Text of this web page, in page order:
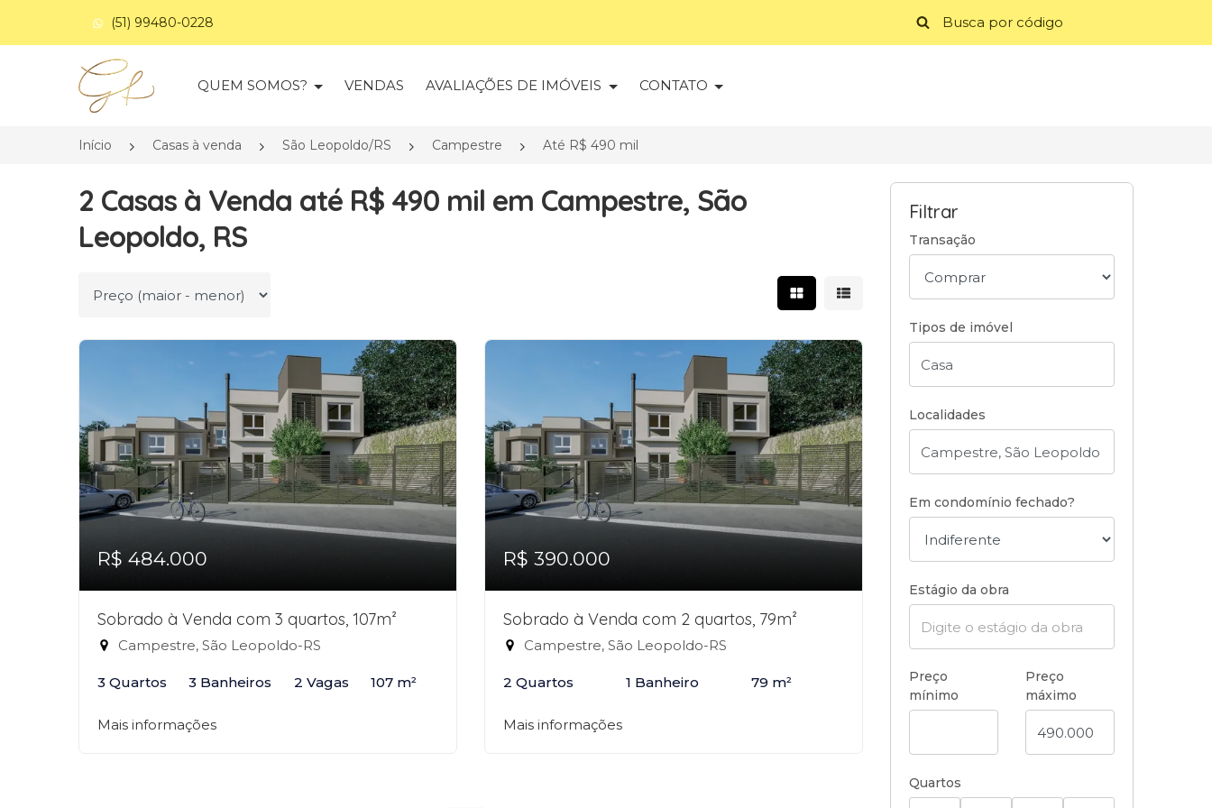
(51) 99480-0228
Página inicial
QUEM SOMOS? VENDAS AVALIAÇÕES DE IMÓVEIS CONTATO
Início Casas à venda São Leopoldo/RS Campestre Até R$ 490 mil
2 Casas à Venda até R$ 490 mil em Campestre, São
Leopoldo, RS
Ordenar por Mostrar resultados em grade
Mostrar resultados em lista
R$ 484.000
Sobrado à Venda com 3 quartos, 107m²
Campestre, São Leopoldo-RS
3 Quartos 3 Banheiros 2 Vagas 107 m²
Mais informações
R$ 390.000
Sobrado à Venda com 2 quartos, 79m²
Campestre, São Leopoldo-RS
2 Quartos 1 Banheiro 79 m²
Mais informações
Filtrar
Transação
Tipos de imóvel
Localidades
Em condomínio fechado?
Estágio da obra
Preço
mínimo
Preço
máximo
Quartos